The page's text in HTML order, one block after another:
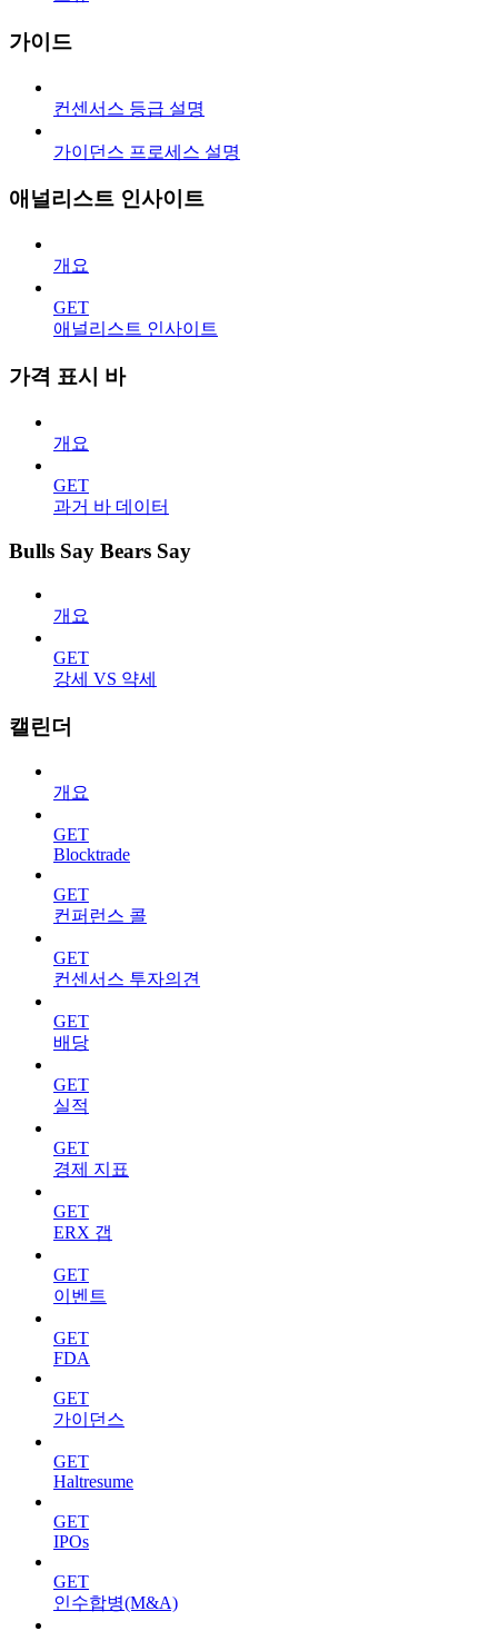
가이드
컨센서스 등급 설명
가이던스 프로세스 설명
애널리스트 인사이트
개요
GET
애널리스트 인사이트
가격 표시 바
개요
GET
과거 바 데이터
Bulls Say Bears Say
개요
GET
강세 VS 약세
캘린더
개요
GET
Blocktrade
GET
컨퍼런스 콜
GET
컨센서스 투자의견
GET
배당
GET
실적
GET
경제 지표
GET
ERX 갭
GET
이벤트
GET
FDA
GET
가이던스
GET
Haltresume
GET
IPOs
GET
인수합병(M&A)